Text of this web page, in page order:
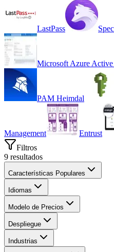
LastPass
Microsoft Azure
PAM Heimdal
Management Entrust
Filtros
9 resultados
Características Populares
Idiomas
Modelo de Precios
Despliegue
Industrias